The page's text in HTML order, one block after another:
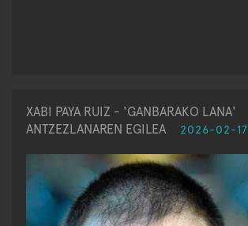
XABI PAYA RUIZ - 'GANBARAKO LANA'
ANTZEZLANAREN EGILEA
2026-02-17